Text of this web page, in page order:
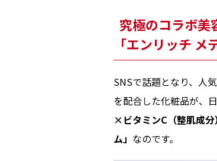
究極のコラボ美
「エンリッチ メ
SNSで話題となり、人
を配合した化粧品が、
×ビタミンC （整肌成分）
ム」 なのです。